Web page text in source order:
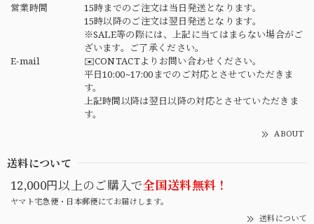
営業時間
15時までのご注文は当日発送となります。
15時以降のご注文は翌日発送となります。
※SALE等の際には、上記に当てはまらない場合がご
ざいます。ご了承ください。
E-mail
✉️CONTACTよりお問い合わせください。
平日10:00~17:00までのご対応とさせていただきま
す。
上記時間以降は翌日以降の対応とさせていただきま
す。
ABOUT
送料について
12,000円以上のご購入で全国送料無料！
ヤマト宅急便・日本郵便にてお届けします。
送料について